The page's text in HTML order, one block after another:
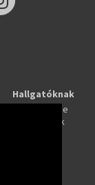
Hallgatóknak
Tanulj online
Képzések